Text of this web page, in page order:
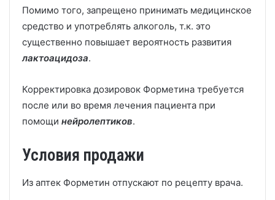
Помимо того, запрещено принимать медицинское
средство и употреблять алкоголь, т.к. это
существенно повышает вероятность развития
лактоацидоза.
Корректировка дозировок Форметина требуется
после или во время лечения пациента при
помощи нейролептиков.
Условия продажи
Из аптек Форметин отпускают по рецепту врача.